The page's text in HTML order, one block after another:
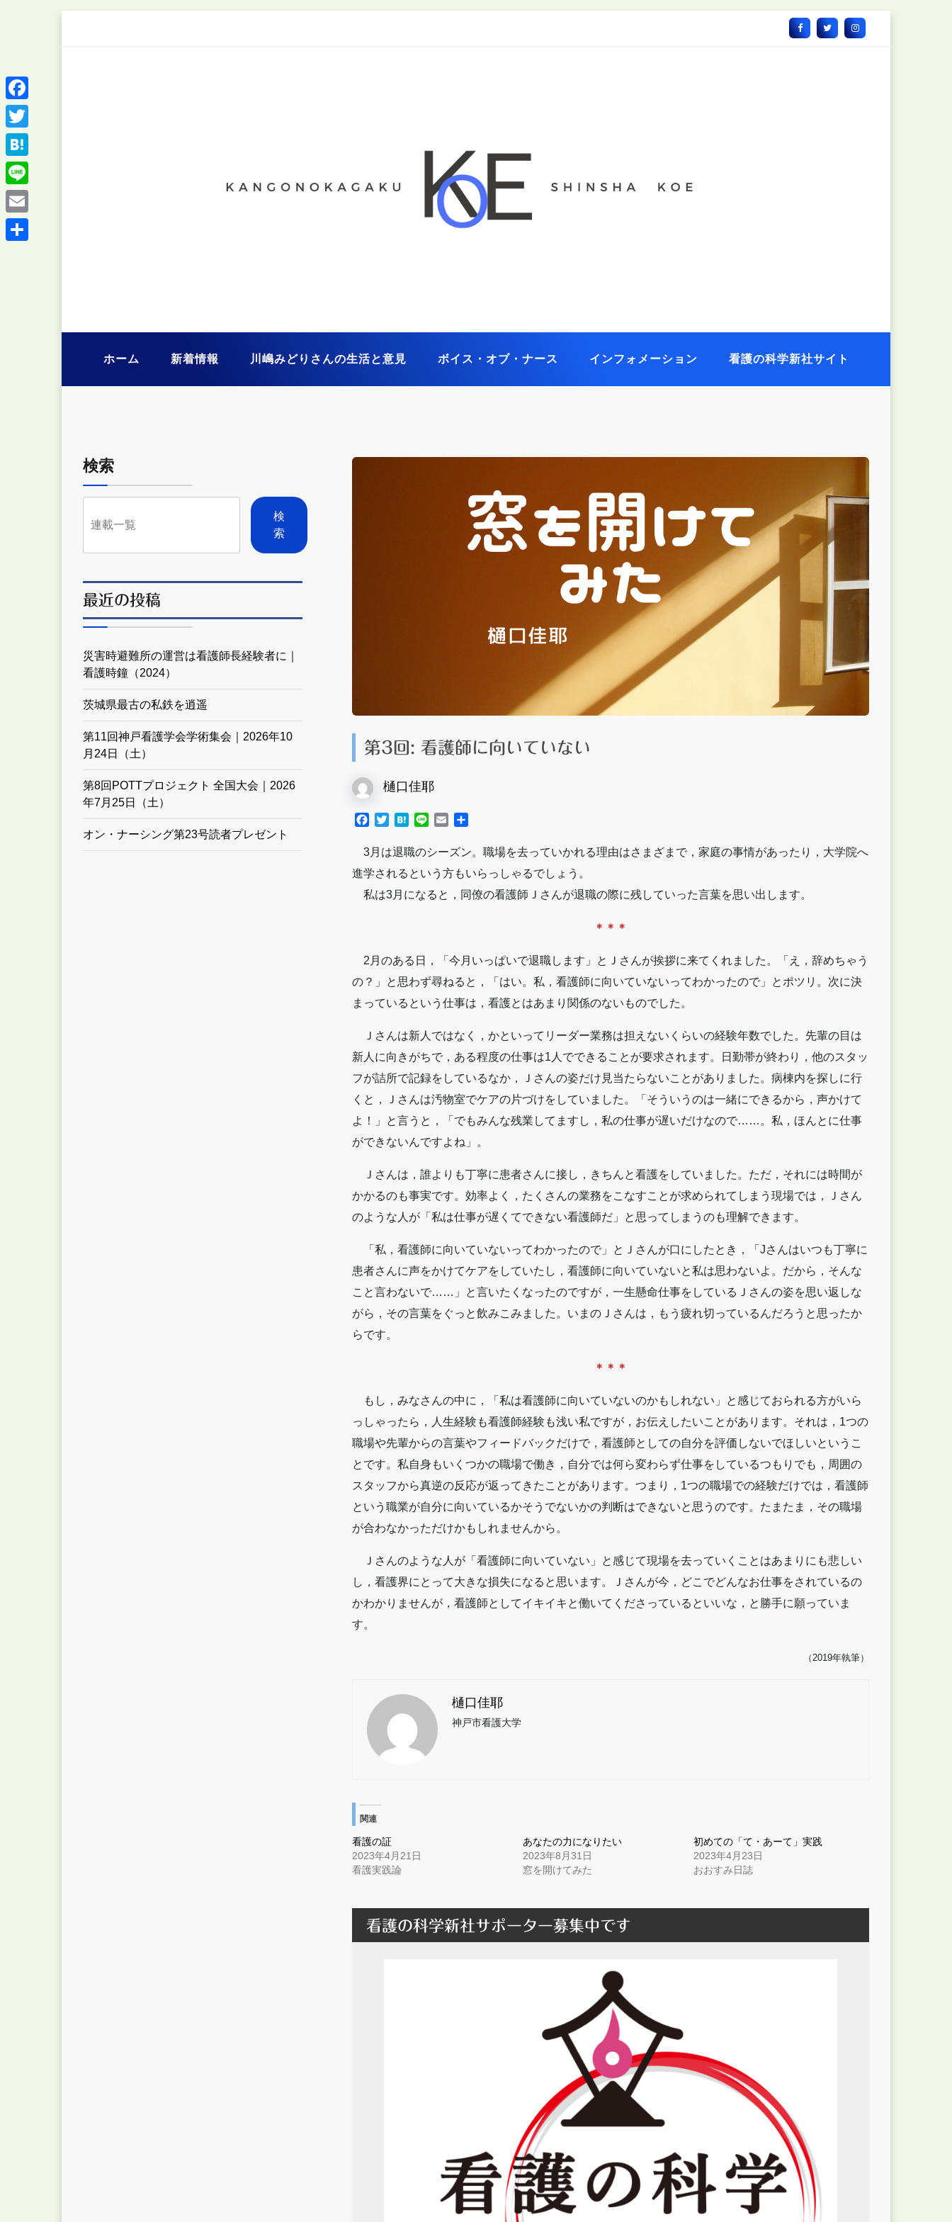
こえ
ホーム 新着情報 川嶋みどりさんの生活と意見 ボイス・オブ・ナース インフォメーション 看護の科学新社サイト
第3回: 看護師に向いていない
樋口佳耶
c
b
o
i
t
e
H
t
n
a
n
a
l
3月は退職のシーズン。職場を去っていかれる理由はさまざまで，家庭の事情があったり，大学院へ
進学されるという方もいらっしゃるでしょう。
私は3月になると，同僚の看護師Ｊさんが退職の際に残していった言葉を思い出します。
＊＊＊
2月のある日，「今月いっぱいで退職します」とＪさんが挨拶に来てくれました。「え，辞めちゃう
の？」と思わず尋ねると，「はい。私，看護師に向いていないってわかったので」とポツリ。次に決
まっているという仕事は，看護とはあまり関係のないものでした。
Ｊさんは新人ではなく，かといってリーダー業務は担えないくらいの経験年数でした。先輩の目は
新人に向きがちで，ある程度の仕事は1人でできることが要求されます。日勤帯が終わり，他のスタッ
フが詰所で記録をしているなか，Ｊさんの姿だけ見当たらないことがありました。病棟内を探しに行
くと，Ｊさんは汚物室でケアの片づけをしていました。「そういうのは一緒にできるから，声かけて
よ！」と言うと，「でもみんな残業してますし，私の仕事が遅いだけなので……。私，ほんとに仕事
ができないんですよね」。
Ｊさんは，誰よりも丁寧に患者さんに接し，きちんと看護をしていました。ただ，それには時間が
かかるのも事実です。効率よく，たくさんの業務をこなすことが求められてしまう現場では，Ｊさん
のような人が「私は仕事が遅くてできない看護師だ」と思ってしまうのも理解できます。
「私，看護師に向いていないってわかったので」とＪさんが口にしたとき，「Jさんはいつも丁寧に
患者さんに声をかけてケアをしていたし，看護師に向いていないと私は思わないよ。だから，そんな
こと言わないで……」と言いたくなったのですが，一生懸命仕事をしているＪさんの姿を思い返しな
がら，その言葉をぐっと飲みこみました。いまのＪさんは，もう疲れ切っているんだろうと思ったか
らです。
＊＊＊
もし，みなさんの中に，「私は看護師に向いていないのかもしれない」と感じておられる方がいら
っしゃったら，人生経験も看護師経験も浅い私ですが，お伝えしたいことがあります。それは，1つの
職場や先輩からの言葉やフィードバックだけで，看護師としての自分を評価しないでほしいというこ
とです。私自身もいくつかの職場で働き，自分では何ら変わらず仕事をしているつもりでも，周囲の
スタッフから真逆の反応が返ってきたことがあります。つまり，1つの職場での経験だけでは，看護師
という職業が自分に向いているかそうでないかの判断はできないと思うのです。たまたま，その職場
が合わなかっただけかもしれませんから。
Ｊさんのような人が「看護師に向いていない」と感じて現場を去っていくことはあまりにも悲しい
し，看護界にとって大きな損失になると思います。Ｊさんが今，どこでどんなお仕事をされているの
かわかりませんが，看護師としてイキイキと働いてくださっているといいな，と勝手に願っていま
す。
（2019年執筆）
樋口佳耶
神戸市看護大学
関連
看護の証
2023年4月21日
看護実践論
あなたの力になりたい
2023年8月31日
窓を開けてみた
初めての「て・あーて」実践
2023年4月23日
おおすみ日誌
看護の科学新社サポーター募集中です
検索
検
索
最近の投稿
災害時避難所の運営は看護師長経験者に｜
看護時鐘（2024）
茨城県最古の私鉄を逍遥
第11回神戸看護学会学術集会｜2026年10
月24日（土）
第8回POTTプロジェクト 全国大会｜2026
年7月25日（土）
オン・ナーシング第23号読者プレゼント
Facebook
Twitter
Hatena
Line
Email